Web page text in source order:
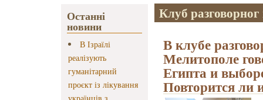
Останні
новини
В Ізраїлі
реалізують
гуманітарний
проєкт із лікування
Клуб
В клубе
Мелитополе
Египта и
Повторится ли